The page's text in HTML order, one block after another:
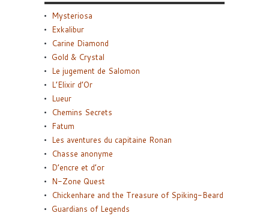
Mysteriosa
Exkalibur
Carine Diamond
Gold & Crystal
Le jugement de Salomon
L’Elixir d’Or
Lueur
Chemins Secrets
Fatum
Les aventures du capitaine Ronan
Chasse anonyme
D’encre et d’or
N-Zone Quest
Chickenhare and the Treasure of Spiking-Beard
Guardians of Legends